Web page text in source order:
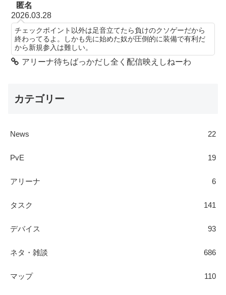
匿名
2026.03.28
チェックポイント以外は足音立てたら負けのクソゲーだから
終わってるよ。しかも先に始めた奴が圧倒的に装備で有利だ
から新規参入は難しい。
アリーナ待ちばっかだし全く配信映えしねーわ
カテゴリー
News 22
PvE 19
アリーナ 6
タスク 141
デバイス 93
ネタ・雑談 686
マップ 110